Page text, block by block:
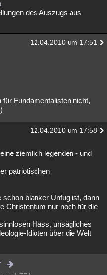
des Auszugs aus
12.04.2010 um 17:51
Fundamentalisten nicht,
12.04.2010 um 17:58
ziemlich legenden - und
patriotischen
schon blanker Unfug ist, dann
Christentum nur noch für die
Hass, unsägliches
Idioten über die Welt